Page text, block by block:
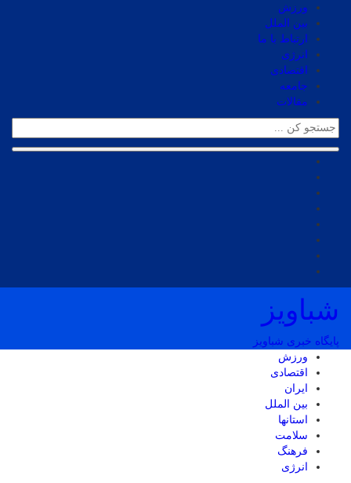
ورزش
بین الملل
ارتباط با ما
انرژی
اقتصادی
جامعه
مقالات
شباویز
پایگاه خبری شباویز
ورزش
اقتصادی
ایران
بین الملل
استانها
سلامت
فرهنگ
انرژی